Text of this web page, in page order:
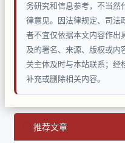
务研究和信息参考，不当然
律意见。因法律规定、司法
者不宜仅依据本文内容作出
及的署名、来源、版权或内
关主体及时与本站联系；经
补充或删除相关内容。
推荐文章